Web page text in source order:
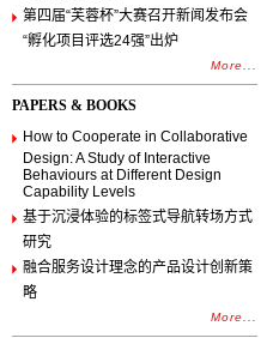
第四届“芙蓉杯”大赛召开新闻发布会
“孵化项目评选24强”出炉
More...
PAPERS & BOOKS
How to Cooperate in Collaborative
Design: A Study of Interactive
Behaviours at Different Design
Capability Levels
基于沉浸体验的标签式导航转场方式
研究
融合服务设计理念的产品设计创新策
略
More...